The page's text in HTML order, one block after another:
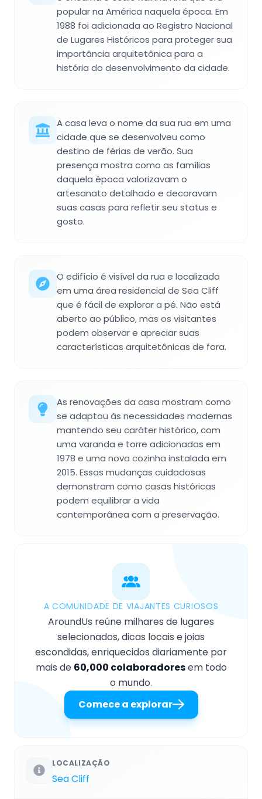
popular na América naquela época. Em
1988 foi adicionada ao Registro Nacional
de Lugares Históricos para proteger sua
importância arquitetônica para a
história do desenvolvimento da cidade.
A casa leva o nome da sua rua em uma
cidade que se desenvolveu como
destino de férias de verão. Sua
presença mostra como as famílias
daquela época valorizavam o
artesanato detalhado e decoravam
suas casas para refletir seu status e
gosto.
O edifício é visível da rua e localizado
em uma área residencial de Sea Cliff
que é fácil de explorar a pé. Não está
aberto ao público, mas os visitantes
podem observar e apreciar suas
características arquitetônicas de fora.
As renovações da casa mostram como
se adaptou às necessidades modernas
mantendo seu caráter histórico, com
uma varanda e torre adicionadas em
1978 e uma nova cozinha instalada em
2015. Essas mudanças cuidadosas
demonstram como casas históricas
podem equilibrar a vida
contemporânea com a preservação.
A COMUNIDADE DE VIAJANTES CURIOSOS
AroundUs reúne milhares de lugares
selecionados, dicas locais e joias
escondidas, enriquecidos diariamente por
mais de 60,000 colaboradoresem todo
o mundo.
Comece a explorar
LOCALIZAÇÃO
Sea Cliff